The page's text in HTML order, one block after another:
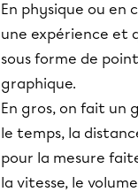
En physique ou en
une expérience et
sous forme de
graphique.
En gros, on fait un
le temps, la
pour la mesure
la vitesse, le